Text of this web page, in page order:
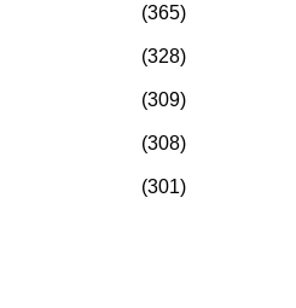
(365)
(328)
(309)
(308)
(301)